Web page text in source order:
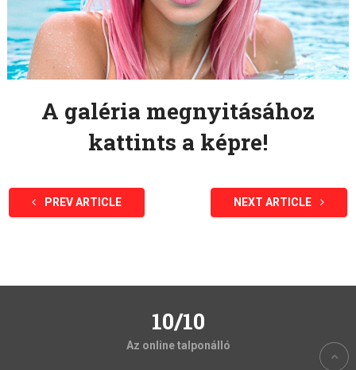
A galéria megnyitásához
kattints a képre!
PREV ARTICLE NEXT ARTICLE
10/10
Az online talponálló